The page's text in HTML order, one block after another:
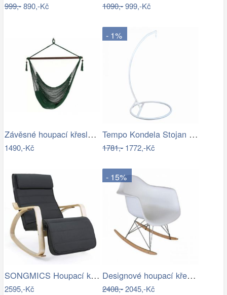
999,-890,-Kč 1090,-999,-Kč
Závěsné houpací křeslo Bustry,…
1490,-Kč
- 1%
Tempo Kondela Stojan na závěsné houpací…
1781,-1772,-Kč
SONGMICS Houpací křeslo Ben šedé
2595,-Kč
- 15%
Designové houpací křeslo - TK
2408,-2045,-Kč